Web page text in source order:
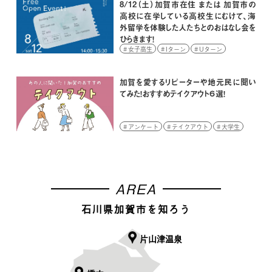
8/12（土）加賀市在住 または 加賀市の
高校に在学している高校生にむけて、海
外留学を体験した人たちとのおはなし会を
ひらきます！
女子高生 Iターン
Uターン
加賀を愛するリピーターや地元民に聞い
てみた！おすすめテイクアウト６選！
アンケート テイクアウト 大学生
AREA
石川県加賀市を知ろう
片山津温泉